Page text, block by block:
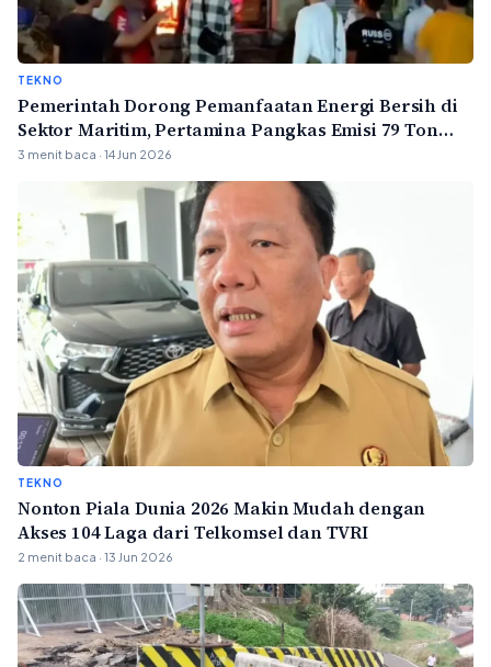
TEKNO
Pemerintah Dorong Pemanfaatan Energi Bersih di
Sektor Maritim, Pertamina Pangkas Emisi 79 Ton
Karbon per Tahun
3 menit baca · 14 Jun 2026
TEKNO
Nonton Piala Dunia 2026 Makin Mudah dengan
Akses 104 Laga dari Telkomsel dan TVRI
2 menit baca · 13 Jun 2026